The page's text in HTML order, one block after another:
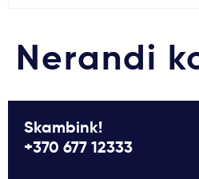
Nerandi
Skambink!
+370 677 12333